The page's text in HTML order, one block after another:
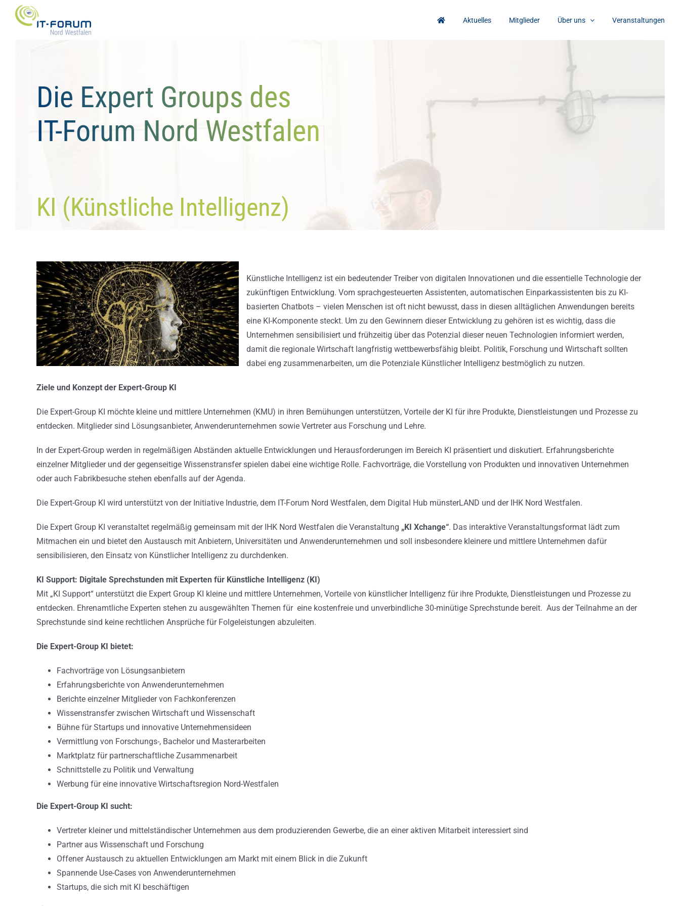
Inhalt
Aktuelles Mitglieder Über uns Veranstaltungen
Die Expert Groups des
IT-Forum Nord Westfalen
KI (Künstliche Intelligenz)
Künstliche Intelligenz ist ein bedeutender Treiber von digitalen Innovationen und die essentielle Technologie der
zukünftigen Entwicklung. Vom sprachgesteuerten Assistenten, automatischen Einparkassistenten bis zu KI-
basierten Chatbots – vielen Menschen ist oft nicht bewusst, dass in diesen alltäglichen Anwendungen bereits
eine KI-Komponente steckt. Um zu den Gewinnern dieser Entwicklung zu gehören ist es wichtig, dass die
Unternehmen sensibilisiert und frühzeitig über das Potenzial dieser neuen Technologien informiert werden,
damit die regionale Wirtschaft langfristig wettbewerbsfähig bleibt. Politik, Forschung und Wirtschaft sollten
dabei eng zusammenarbeiten, um die Potenziale Künstlicher Intelligenz bestmöglich zu nutzen.
Ziele und Konzept der Expert-Group KI
Die Expert-Group KI möchte kleine und mittlere Unternehmen (KMU) in ihren Bemühungen unterstützen, Vorteile der KI für ihre Produkte, Dienstleistungen und Prozesse zu
entdecken. Mitglieder sind Lösungsanbieter, Anwenderunternehmen sowie Vertreter aus Forschung und Lehre.
In der Expert-Group werden in regelmäßigen Abständen aktuelle Entwicklungen und Herausforderungen im Bereich KI präsentiert und diskutiert. Erfahrungsberichte
einzelner Mitglieder und der gegenseitige Wissenstransfer spielen dabei eine wichtige Rolle. Fachvorträge, die Vorstellung von Produkten und innovativen Unternehmen
oder auch Fabrikbesuche stehen ebenfalls auf der Agenda.
Die Expert-Group KI wird unterstützt von der Initiative Industrie, dem IT-Forum Nord Westfalen, dem Digital Hub münsterLAND und der IHK Nord Westfalen.
Die Expert Group KI veranstaltet regelmäßig gemeinsam mit der IHK Nord Westfalen die Veranstaltung „KI Xchange“. Das interaktive Veranstaltungsformat lädt zum
Mitmachen ein und bietet den Austausch mit Anbietern, Universitäten und Anwenderunternehmen und soll insbesondere kleinere und mittlere Unternehmen dafür
sensibilisieren, den Einsatz von Künstlicher Intelligenz zu durchdenken.
KI Support: Digitale Sprechstunden mit Experten für Künstliche Intelligenz (KI)
Mit „KI Support“ unterstützt die Expert Group KI kleine und mittlere Unternehmen, Vorteile von künstlicher Intelligenz für ihre Produkte, Dienstleistungen und Prozesse zu
entdecken. Ehrenamtliche Experten stehen zu ausgewählten Themen für eine kostenfreie und unverbindliche 30-minütige Sprechstunde bereit. Aus der Teilnahme an der
Sprechstunde sind keine rechtlichen Ansprüche für Folgeleistungen abzuleiten.
Die Expert-Group KI bietet:
Fachvorträge von Lösungsanbietern
Erfahrungsberichte von Anwenderunternehmen
Berichte einzelner Mitglieder von Fachkonferenzen
Wissenstransfer zwischen Wirtschaft und Wissenschaft
Bühne für Startups und innovative Unternehmensideen
Vermittlung von Forschungs-, Bachelor und Masterarbeiten
Marktplatz für partnerschaftliche Zusammenarbeit
Schnittstelle zu Politik und Verwaltung
Werbung für eine innovative Wirtschaftsregion Nord-Westfalen
Die Expert-Group KI sucht:
Vertreter kleiner und mittelständischer Unternehmen aus dem produzierenden Gewerbe, die an einer aktiven Mitarbeit interessiert sind
Partner aus Wissenschaft und Forschung
Offener Austausch zu aktuellen Entwicklungen am Markt mit einem Blick in die Zukunft
Spannende Use-Cases von Anwenderunternehmen
Startups, die sich mit KI beschäftigen